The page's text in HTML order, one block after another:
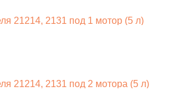
21214, 2131 под 1 мотор (5 л)
21214, 2131 под 2 мотора (5 л)